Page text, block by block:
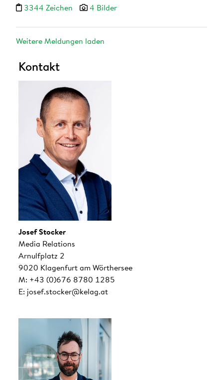
3344 Zeichen 4 Bilder
Weitere Meldungen laden
Kontakt
Josef Stocker
Media Relations
Arnulfplatz 2
9020 Klagenfurt am Wörthersee
M: +43 (0)676 8780 1285
E: josef.stocker@kelag.at